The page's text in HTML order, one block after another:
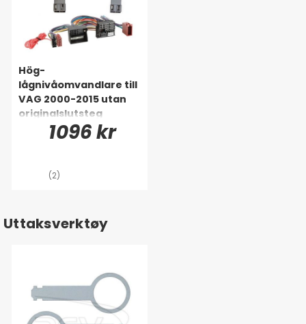
Hög-
lågnivåomvandlare till
VAG 2000-2015 utan
originalslutsteg
1096 kr
(2)
Uttaksverktøy